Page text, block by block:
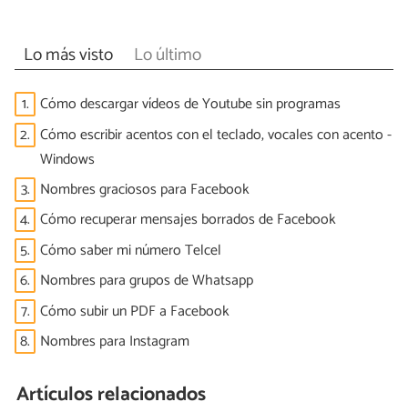
Lo más visto Lo último
1. Cómo descargar vídeos de Youtube sin programas
2. Cómo escribir acentos con el teclado, vocales con acento -
Windows
3. Nombres graciosos para Facebook
4. Cómo recuperar mensajes borrados de Facebook
5. Cómo saber mi número Telcel
6. Nombres para grupos de Whatsapp
7. Cómo subir un PDF a Facebook
8. Nombres para Instagram
Artículos relacionados